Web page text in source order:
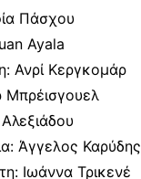
Πάσχου
Ayala
Ανρί Κεργκομάρ
Μπρέισγουελ
Άγγελος Καρύδης
Ιωάννα Τρικενέ